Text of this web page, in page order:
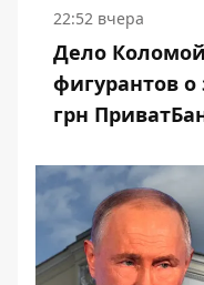
22:52 вчера
Дело
фигурантов
грн